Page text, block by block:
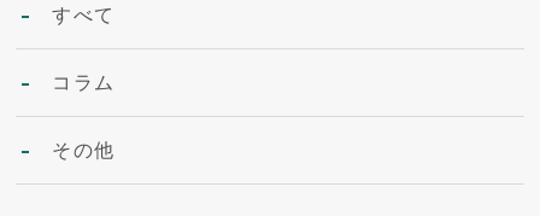
すべて
コラム
その他